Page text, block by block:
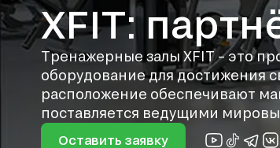
XFIT:
Тренажерные залы XFIT – это
оборудование для достижения
расположение обеспечивают
поставляется ведущими
Оставить заявку